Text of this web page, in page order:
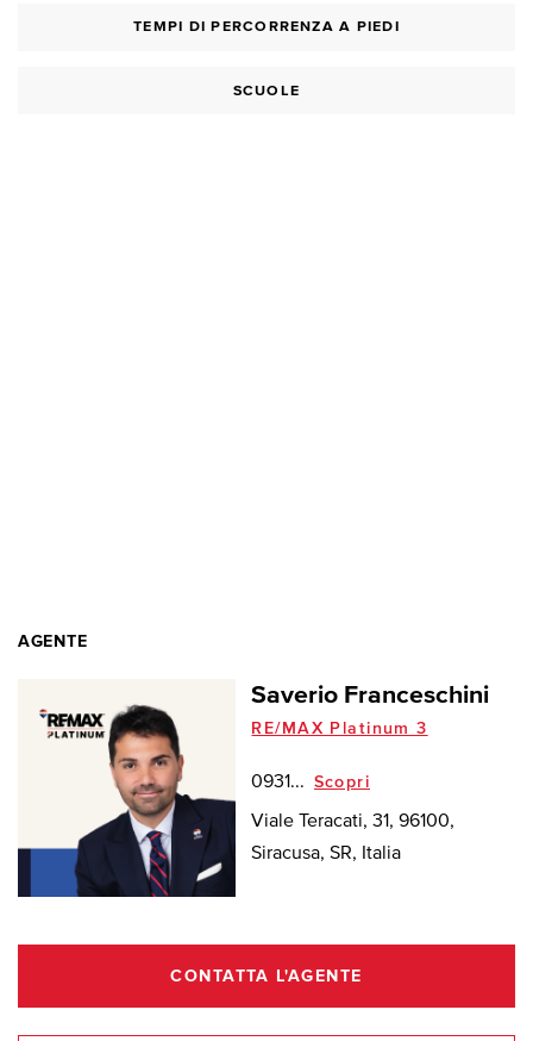
TEMPI DI PERCORRENZA A PIEDI
SCUOLE
AGENTE
Saverio Franceschini
RE/MAX Platinum 3
0931... Scopri
Viale Teracati, 31, 96100,
Siracusa, SR, Italia
CONTATTA L'AGENTE